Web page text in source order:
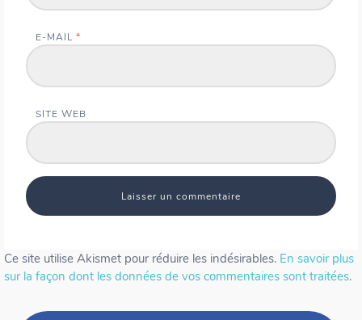
E-MAIL *
SITE WEB
Ce site utilise Akismet pour réduire les indésirables. En savoir plus
sur la façon dont les données de vos commentaires sont traitées.